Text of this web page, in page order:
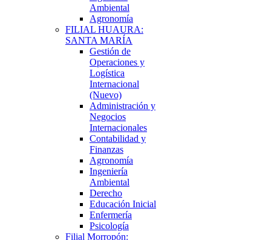
Ambiental
Agronomía
FILIAL HUAURA:
SANTA MARÍA
Gestión de
Operaciones y
Logística
Internacional
(Nuevo)
Administración y
Negocios
Internacionales
Contabilidad y
Finanzas
Agronomía
Ingeniería
Ambiental
Derecho
Educación Inicial
Enfermería
Psicología
Filial Morropón: